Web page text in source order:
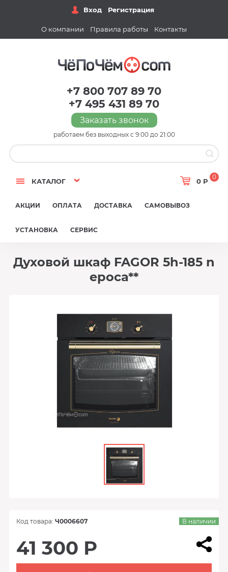
Вход Регистрация
О компании Правила работы Контакты
+7 800 707 89 70
+7 495 431 89 70
Заказать звонок
работаем без выходных с 9:00 до 21:00
КАТАЛОГ 0 Р
0
АКЦИИ ОПЛАТА ДОСТАВКА САМОВЫВОЗ
УСТАНОВКА СЕРВИС
Духовой шкаф FAGOR 5h-185 n
epoca**
Код товара: Ч0006607 В наличии
41 300 Р